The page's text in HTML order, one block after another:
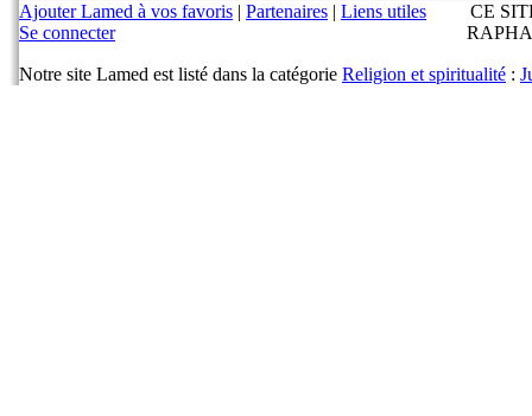
Ajouter Lamed à vos favoris | Partenaires | Liens utiles
Se connecter
CE
Notre site Lamed est listé dans la catégorie Religion et spiritualité :